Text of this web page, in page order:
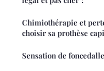
Chimiothérapie et
choisir sa prothèse
Sensation de